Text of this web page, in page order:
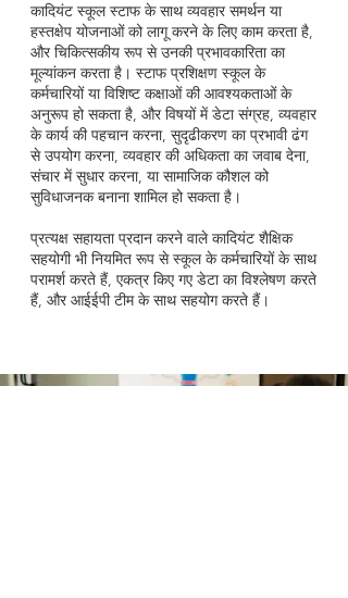
कादियंट स्कूल स्टाफ के साथ व्यवहार समर्थन या
हस्तक्षेप योजनाओं को लागू करने के लिए काम करता है,
और चिकित्सकीय रूप से उनकी प्रभावकारिता का
मूल्यांकन करता है। स्टाफ प्रशिक्षण स्कूल के
कर्मचारियों या विशिष्ट कक्षाओं की आवश्यकताओं के
अनुरूप हो सकता है, और विषयों में डेटा संग्रह, व्यवहार
के कार्य की पहचान करना, सुदृढीकरण का प्रभावी ढंग
से उपयोग करना, व्यवहार की अधिकता का जवाब देना,
संचार में सुधार करना, या सामाजिक कौशल को
सुविधाजनक बनाना शामिल हो सकता है।
प्रत्यक्ष सहायता प्रदान करने वाले कादियंट शैक्षिक
सहयोगी भी नियमित रूप से स्कूल के कर्मचारियों के साथ
परामर्श करते हैं, एकत्र किए गए डेटा का विश्लेषण करते
हैं, और आईईपी टीम के साथ सहयोग करते हैं।